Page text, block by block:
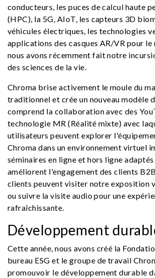
conducteurs, les puces de calcul haute
(HPC), la 5G, AIoT, les capteurs 3D
véhicules électriques, les technologies
applications des casques AR/VR pour le
nous avons récemment fait notre
des sciences de la vie.
Chroma brise activement le moule du
traditionnel et crée un nouveau modèle
comprend la collaboration avec des
technologie MR (Réalité mixte) avec
utilisateurs peuvent explorer
Chroma dans un environnement virtuel
séminaires en ligne et hors ligne
améliorent l'engagement des clients
clients peuvent visiter notre exposition
ou suivre la visite audio pour une
rafraîchissante.
Développement
Cette année, nous avons créé la
bureau ESG et le groupe de travail
promouvoir le développement durable